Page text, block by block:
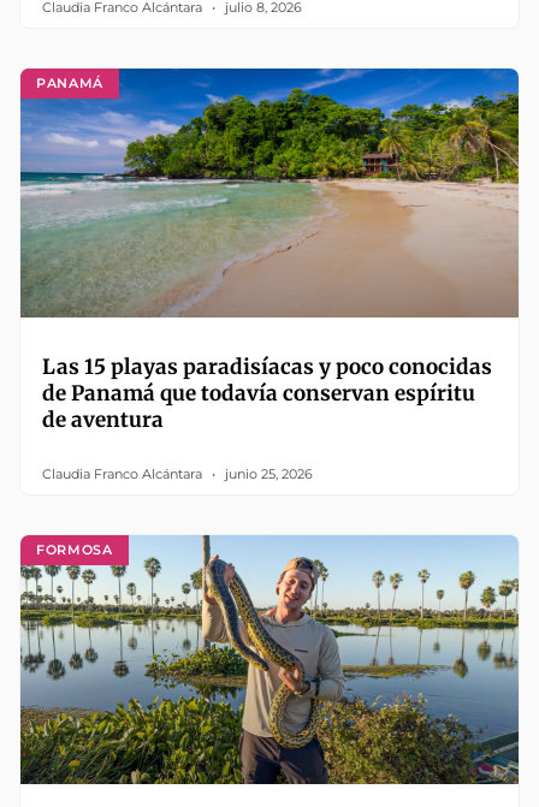
Claudia Franco Alcántara julio 8, 2026
PANAMÁ
Las 15 playas paradisíacas y poco conocidas
de Panamá que todavía conservan espíritu
de aventura
Claudia Franco Alcántara junio 25, 2026
FORMOSA